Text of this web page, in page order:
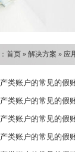
首页 » 解决方案 » 应
类账户的常见的
类账户的常见的
类账户的常见的
类账户的常见的